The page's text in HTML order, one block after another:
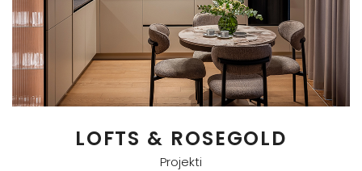
LOFTS & ROSEGOLD
Projekti